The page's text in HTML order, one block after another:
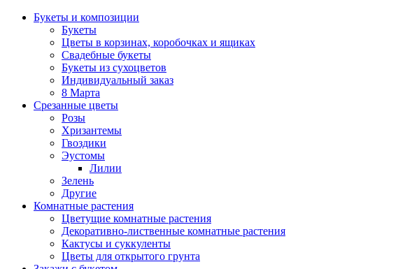
Букеты и композиции
Букеты
Цветы в корзинах, коробочках и ящиках
Свадебные букеты
Букеты из сухоцветов
Индивидуальный заказ
8 Марта
Срезанные цветы
Розы
Хризантемы
Гвоздики
Эустомы
Лилии
Зелень
Другие
Комнатные растения
Цветущие комнатные растения
Декоративно-лиственные комнатные растения
Кактусы и суккуленты
Цветы для открытого грунта